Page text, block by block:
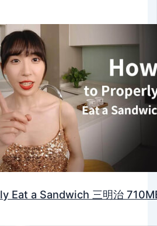
Eat a Sandwich 三明治